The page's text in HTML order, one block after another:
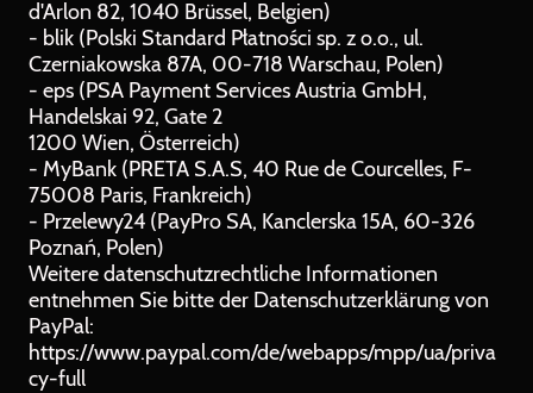
d'Arlon 82, 1040 Brüssel, Belgien)
- blik (Polski Standard Płatności sp. z o.o., ul.
Czerniakowska 87A, 00-718 Warschau, Polen)
- eps (PSA Payment Services Austria GmbH,
Handelskai 92, Gate 2
1200 Wien, Österreich)
- MyBank (PRETA S.A.S, 40 Rue de Courcelles, F-
75008 Paris, Frankreich)
- Przelewy24 (PayPro SA, Kanclerska 15A, 60-326
Poznań, Polen)
Weitere datenschutzrechtliche Informationen
entnehmen Sie bitte der Datenschutzerklärung von
PayPal:
https://www.paypal.com/de/webapps/mpp/ua/priva
cy-full